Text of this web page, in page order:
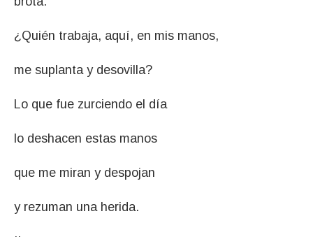
¿Quién trabaja, aquí, en mis manos,
me suplanta y desovilla?
Lo que fue zurciendo el día
lo deshacen estas manos
que me miran y despojan
y rezuman una herida.